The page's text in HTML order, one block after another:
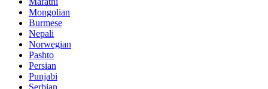
Mongolian
Burmese
Nepali
Norwegian
Pashto
Persian
Punjabi